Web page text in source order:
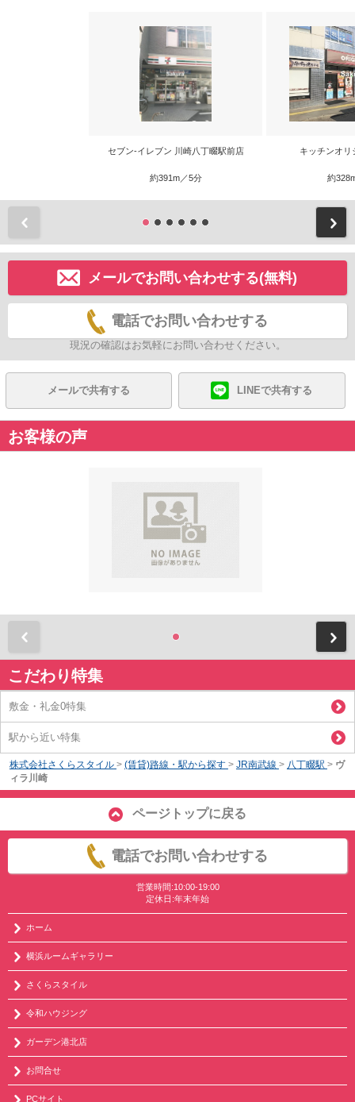
セブン‐イレブン 川崎八丁畷駅前店
約391m／5分
キッチンオリ
約
メールでお問い合わせする(無料)
電話でお問い合わせする
現況の確認はお気軽にお問い合わせください。
メールで共有する LINEで共有する
お客様の声
こだわり特集
敷金・礼金0特集
駅から近い特集
株式会社さくらスタイル > (賃貸)路線・駅から探す > JR南武線 > 八丁畷駅 > ヴ
ィラ川崎
ページトップに戻る
電話でお問い合わせする
営業時間:10:00-19:00
定休日:年末年始
ホーム
横浜ルームギャラリー
さくらスタイル
令和ハウジング
ガーデン港北店
お問合せ
PCサイト